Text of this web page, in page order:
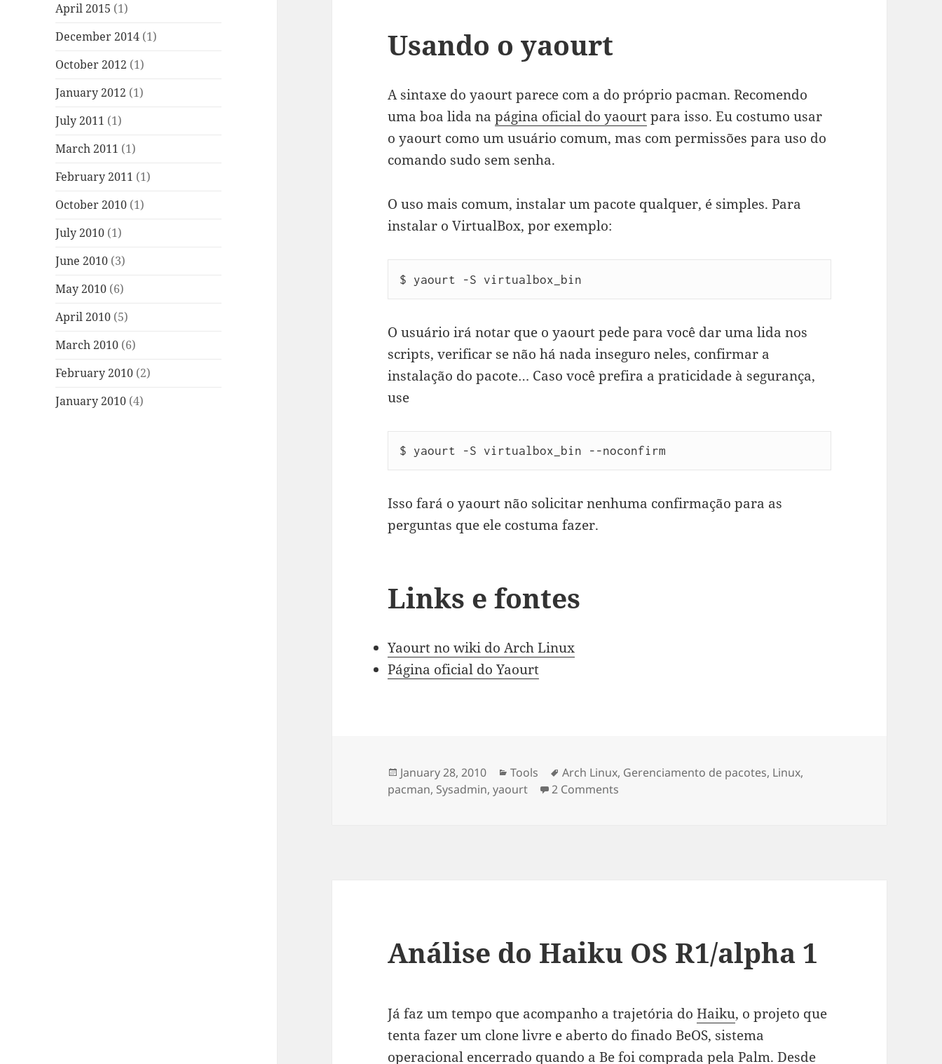
April 2015 (1)
December 2014 (1)
October 2012 (1)
January 2012 (1)
July 2011 (1)
March 2011 (1)
February 2011 (1)
October 2010 (1)
July 2010 (1)
June 2010 (3)
May 2010 (6)
April 2010 (5)
March 2010 (6)
February 2010 (2)
January 2010 (4)
Usando o yaourt
A sintaxe do yaourt parece com a do próprio pacman. Recomendo
uma boa lida napágina oficial do yaourtpara isso. Eu costumo usar
o yaourt como um usuário comum, mas com permissões para uso do
comando sudo sem senha.
O uso mais comum, instalar um pacote qualquer, é simples. Para
instalar o VirtualBox, por exemplo:
$ yaourt -S virtualbox_bin
O usuário irá notar que o yaourt pede para você dar uma lida nos
scripts, verificar se não há nada inseguro neles, confirmar a
instalação do pacote… Caso você prefira a praticidade à segurança,
use
$ yaourt -S virtualbox_bin --noconfirm
Isso fará o yaourt não solicitar nenhuma confirmação para as
perguntas que ele costuma fazer.
Links e fontes
Yaourt no wiki do Arch Linux
Página oficial do Yaourt
Posted
on
January 28, 2010 Categories
Tools Tags
Arch Linux, Gerenciamento de pacotes, Linux,
pacman, Sysadmin,yaourt 2 Comments
Análise do Haiku OS R1/alpha 1
Já faz um tempo que acompanho a trajetória doHaiku, o projeto que
tenta fazer um clone livre e aberto do finado BeOS, sistema
operacional encerrado quando a Be foi comprada pela Palm. Desde